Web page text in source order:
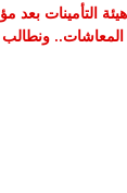
التأمينات بعد
المعاشات..